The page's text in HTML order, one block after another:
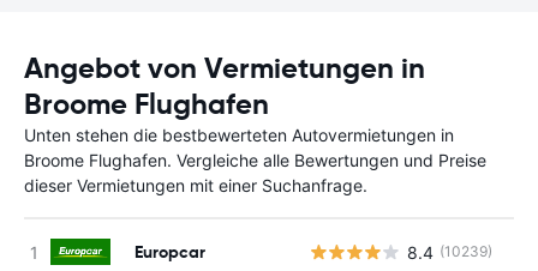
Angebot von Vermietungen in
Broome Flughafen
Unten stehen die bestbewerteten Autovermietungen in
Broome Flughafen. Vergleiche alle Bewertungen und Preise
dieser Vermietungen mit einer Suchanfrage.
Europcar 8.4 (10239)